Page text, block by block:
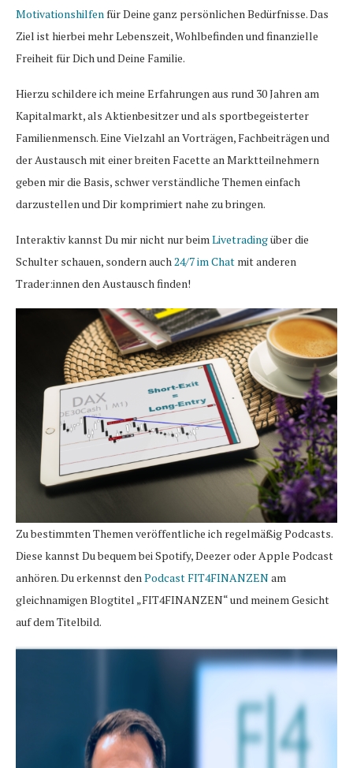
Motivationshilfen für Deine ganz persönlichen Bedürfnisse. Das
Ziel ist hierbei mehr Lebenszeit, Wohlbefinden und finanzielle
Freiheit für Dich und Deine Familie.
Hierzu schildere ich meine Erfahrungen aus rund 30 Jahren am
Kapitalmarkt, als Aktienbesitzer und als sportbegeisterter
Familienmensch. Eine Vielzahl an Vorträgen, Fachbeiträgen und
der Austausch mit einer breiten Facette an Marktteilnehmern
geben mir die Basis, schwer verständliche Themen einfach
darzustellen und Dir komprimiert nahe zu bringen.
Interaktiv kannst Du mir nicht nur beim Livetradingüber die
Schulter schauen, sondern auch 24/7 im Chat mit anderen
Trader:innen den Austausch finden!
Zu bestimmten Themen veröffentliche ich regelmäßig Podcasts.
Diese kannst Du bequem bei Spotify, Deezer oder Apple Podcast
anhören. Du erkennst den Podcast FIT4FINANZENam
gleichnamigen Blogtitel „FIT4FINANZEN“ und meinem Gesicht
auf dem Titelbild.